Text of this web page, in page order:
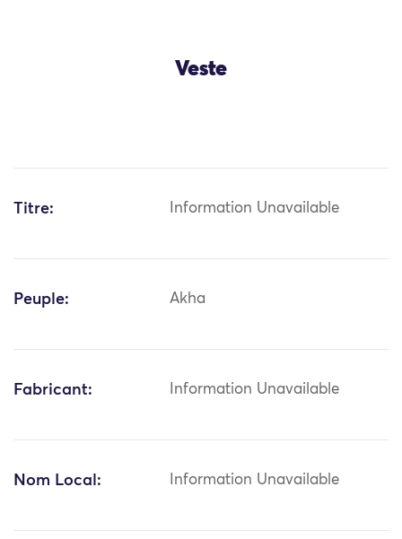
Veste
Titre: Information Unavailable
Peuple: Akha
Fabricant: Information Unavailable
Nom Local: Information Unavailable